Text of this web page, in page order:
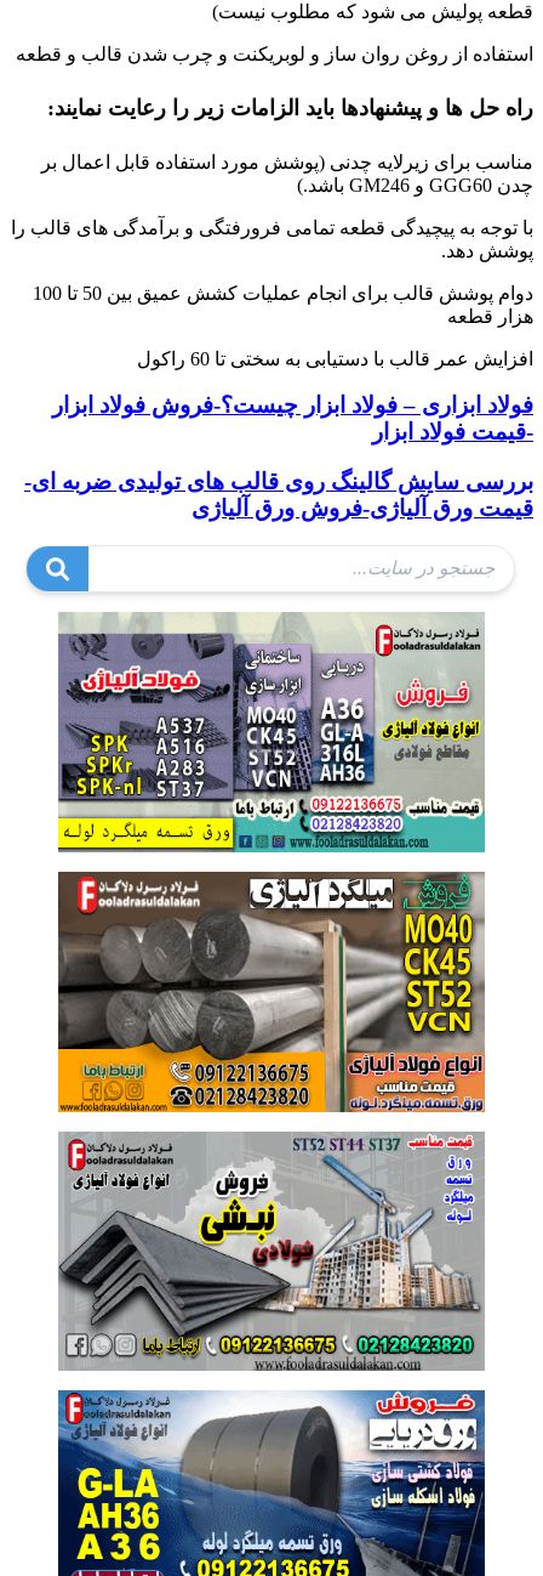
قطعه پولیش می شود که مطلوب نیست)
استفاده از روغن روان ساز و لوبریکنت و چرب شدن قالب و قطعه
راه حل ها و پیشنهادها باید الزامات زیر را رعایت نمایند:
مناسب برای زیرلایه چدنی (پوشش مورد استفاده قابل اعمال بر
چدن GGG60 و GM246 باشد.)
با توجه به پیچیدگی قطعه تمامی فرورفتگی و برآمدگی های قالب را
پوشش دهد.
دوام پوشش قالب برای انجام عملیات کشش عمیق بین 50 تا 100
هزار قطعه
افزایش عمر قالب با دستیابی به سختی تا 60 راکول
فولاد ابزاری – فولاد ابزار چیست؟-فروش فولاد ابزار
-قیمت فولاد ابزار
بررسی سایش گالینگ روی قالب های تولیدی ضربه ای-
قیمت ورق آلیاژی-فروش ورق آلیاژی